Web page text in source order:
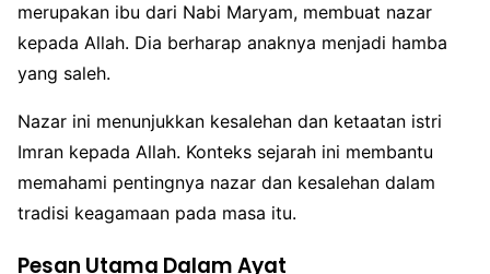
merupakan ibu dari Nabi Maryam, membuat nazar
kepada Allah. Dia berharap anaknya menjadi hamba
yang saleh.
Nazar ini menunjukkan kesalehan dan ketaatan istri
Imran kepada Allah. Konteks sejarah ini membantu
memahami pentingnya nazar dan kesalehan dalam
tradisi keagamaan pada masa itu.
Pesan Utama Dalam Ayat